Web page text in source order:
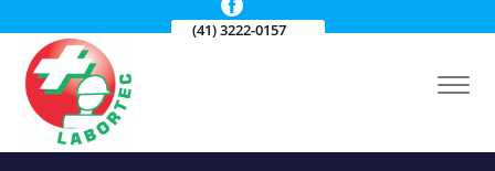
(41) 3222-0157